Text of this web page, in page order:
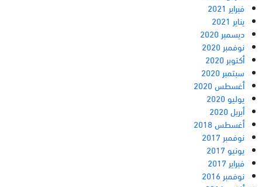
فبراير 2021
يناير 2021
ديسمبر 2020
نوفمبر 2020
أكتوبر 2020
سبتمبر 2020
أغسطس 2020
يوليو 2020
أبريل 2020
أغسطس 2018
نوفمبر 2017
يونيو 2017
فبراير 2017
نوفمبر 2016